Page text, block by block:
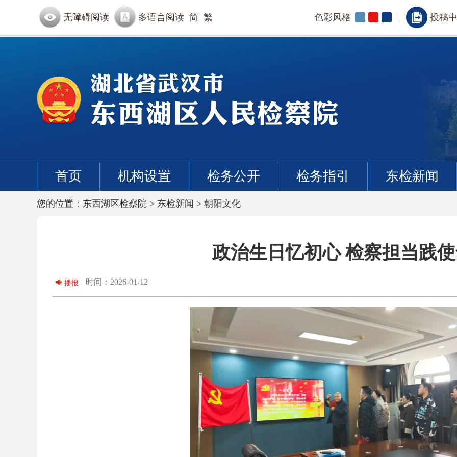
无障碍阅读 多语言阅读 简 繁 色彩风格 投稿
首页 机构设置 检务公开 检务指引 东检新闻
您的位置： 东西湖区检察院 > 东检新闻 > 朝阳文化
政治生日忆初心 检察担当践
播报 时间：2026-01-12